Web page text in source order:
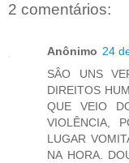
2 comentários:
Anônimo 24
SÂO UNS
DIREITOS
QUE VEIO
VIOLÊNCIA,
LUGAR
NA HORA.